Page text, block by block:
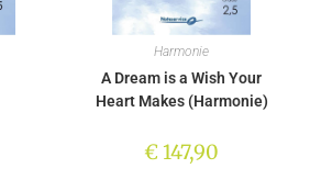
Harmonie
A Dream is a Wish Your
Heart Makes (Harmonie)
€147,90